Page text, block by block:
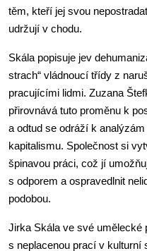
těm, kteří jej svou
udržují v chodu.
Skála popisuje jev
strach“ vládnoucí třídy z
pracujícími lidmi. Zuzana
přirovnává tuto proměnu k
a odtud se odráží k
kapitalismu. Společnost si
špinavou práci, což jí
s odporem a ospravedlnit
podobou.
Jirka Skála ve své
s neplacenou prací v kulturní